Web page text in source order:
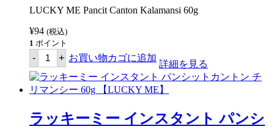
個
LUCKY ME Pancit Canton Kalamansi 60g
¥94 (税込)
1 ポイント
- ラ
ッ
キ
ー
ミ
イ
ン
+ お買い物カゴに追加
詳細を見る
ラッキーミー インスタント パンシ